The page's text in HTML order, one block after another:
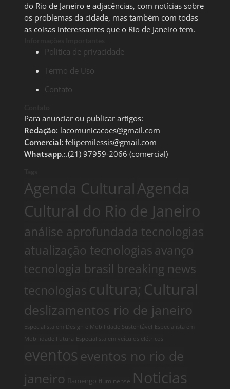
do Rio de Janeiro e adjacências, com notícias sobre
os problemas da cidade, mas também com todas
as coisas interessantes que o Rio de Janeiro tem.
Política de privacidade
Termo de Uso
Contato
Para anunciar ou publicar artigos:
Redação: lacomunicacoes@gmail.com
Comercial: felipemilessis@gmail.com
Whatsapp.:.(21) 97959-2066 (comercial)
Agenda CulturalAgenda
Cultural do Rio de Janeiro
análise aprofundada tecnologias
atualização tecnologiasavanço
tecnologia brasil breaking news
tecnologias cultura; Cultural
deslizamentos rio de janeiro
Especialista em Design e Mobilidade Sustentável Especialista em
Mobilidade Futura Especialista em veículos elétricos
eventos eventos no rio de
janeiro flamengo fluminense Noticias